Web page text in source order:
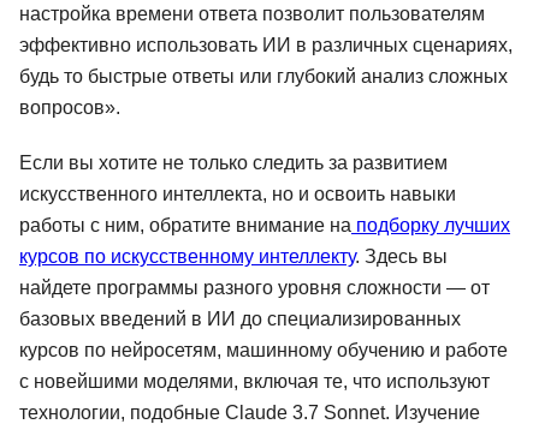
настройка времени ответа позволит пользователям
эффективно использовать ИИ в различных сценариях,
будь то быстрые ответы или глубокий анализ сложных
вопросов».
Если вы хотите не только следить за развитием
искусственного интеллекта, но и освоить навыки
работы с ним, обратите внимание на подборку лучших
курсов по искусственному интеллекту. Здесь вы
найдете программы разного уровня сложности — от
базовых введений в ИИ до специализированных
курсов по нейросетям, машинному обучению и работе
с новейшими моделями, включая те, что используют
технологии, подобные Claude 3.7 Sonnet. Изучение